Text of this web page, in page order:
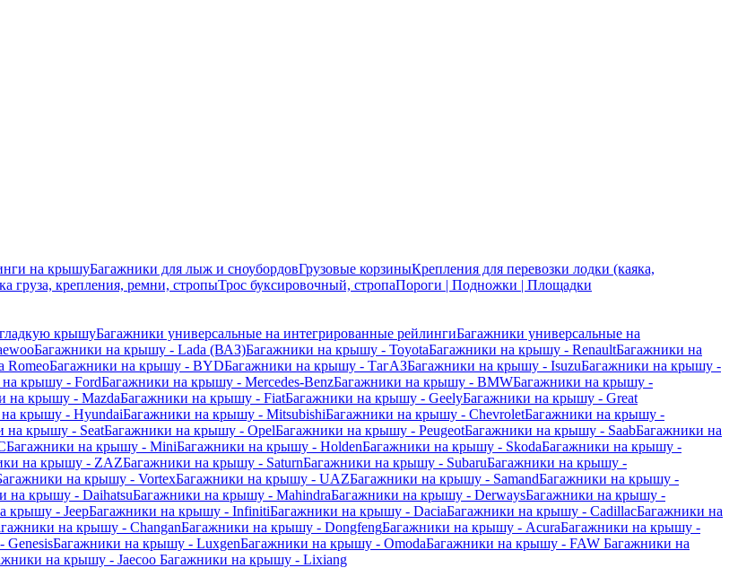
на крышуБагажники для лыж и сноубордовГрузовые корзиныКрепления для перевозки лодки (каяка,
груза, крепления, ремни, стропыТрос буксировочный, стропаПороги | Подножки | Площадки
крышуБагажники универсальные на интегрированные рейлингиБагажники универсальные на
Багажники на крышу - Lada (ВАЗ)Багажники на крышу - ToyotaБагажники на крышу - RenaultБагажники на
RomeoБагажники на крышу - BYDБагажники на крышу - ТагАЗБагажники на крышу - IsuzuБагажники на крышу -
крышу - FordБагажники на крышу - Mercedes-BenzБагажники на крышу - BMWБагажники на крышу -
на крышу - MazdaБагажники на крышу - FiatБагажники на крышу - GeelyБагажники на крышу - Great
крышу - HyundaiБагажники на крышу - MitsubishiБагажники на крышу - ChevroletБагажники на крышу -
на крышу - SeatБагажники на крышу - OpelБагажники на крышу - PeugeotБагажники на крышу - SaabБагажники на
Багажники на крышу - MiniБагажники на крышу - HoldenБагажники на крышу - SkodaБагажники на крышу -
на крышу - ZAZБагажники на крышу - SaturnБагажники на крышу - SubaruБагажники на крышу -
на крышу - VortexБагажники на крышу - UAZБагажники на крышу - SamandБагажники на крышу -
на крышу - DaihatsuБагажники на крышу - MahindraБагажники на крышу - DerwaysБагажники на крышу -
крышу - JeepБагажники на крышу - InfinitiБагажники на крышу - DaciaБагажники на крышу - CadillacБагажники на
на крышу - ChanganБагажники на крышу - DongfengБагажники на крышу - AcuraБагажники на крышу -
GenesisБагажники на крышу - LuxgenБагажники на крышу - OmodaБагажники на крышу - FAW Багажники на
на крышу - Jaecoo Багажники на крышу - Lixiang